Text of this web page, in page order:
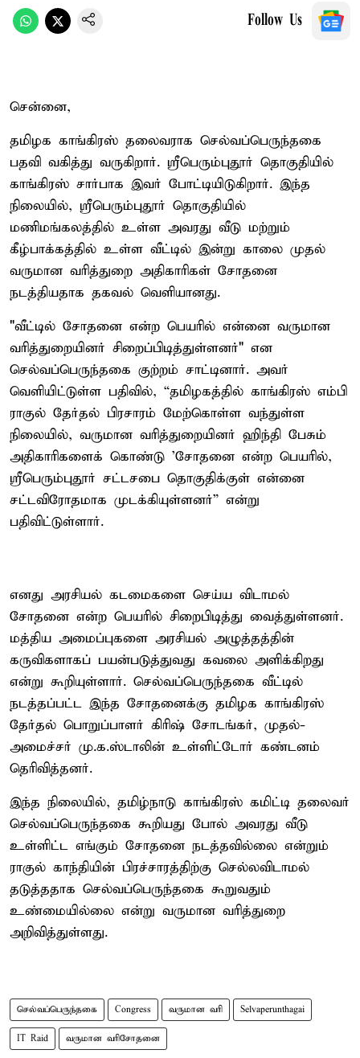
Follow Us
சென்னை,
தமிழக காங்கிரஸ் தலைவராக செல்வப்பெருந்தகை
பதவி வகித்து வருகிறார். ஸ்ரீபெரும்புதூர் தொகுதியில்
காங்கிரஸ் சார்பாக இவர் போட்டியிடுகிறார். இந்த
நிலையில், ஸ்ரீபெரும்புதூர் தொகுதியில்
மணிமங்கலத்தில் உள்ள அவரது வீடு மற்றும்
கீழ்பாக்கத்தில் உள்ள வீட்டில் இன்று காலை முதல்
வருமான வரித்துறை அதிகாரிகள் சோதனை
நடத்தியதாக தகவல் வெளியானது.
"வீட்டில் சோதனை என்ற பெயரில் என்னை வருமான
வரித்துறையினர் சிறைப்பிடித்துள்ளனர்" என
செல்வப்பெருந்தகை குற்றம் சாட்டினார். அவர்
வெளியிட்டுள்ள பதிவில், “தமிழகத்தில் காங்கிரஸ் எம்பி
ராகுல் தேர்தல் பிரசாரம் மேற்கொள்ள வந்துள்ள
நிலையில், வருமான வரித்துறையினர் ஹிந்தி பேசும்
அதிகாரிகளைக் கொண்டு 'சோதனை என்ற பெயரில்,
ஸ்ரீபெரும்புதூர் சட்டசபை தொகுதிக்குள் என்னை
சட்டவிரோதமாக முடக்கியுள்ளனர்” என்று
பதிவிட்டுள்ளார்.
எனது அரசியல் கடமைகளை செய்ய விடாமல்
சோதனை என்ற பெயரில் சிறைபிடித்து வைத்துள்ளனர்.
மத்திய அமைப்புகளை அரசியல் அழுத்தத்தின்
கருவிகளாகப் பயன்படுத்துவது கவலை அளிக்கிறது
என்று கூறியுள்ளார். செல்வப்பெருந்தகை வீட்டில்
நடத்தப்பட்ட இந்த சோதனைக்கு தமிழக காங்கிரஸ்
தேர்தல் பொறுப்பாளர் கிரிஷ் சோடங்கர், முதல்-
அமைச்சர் மு.க.ஸ்டாலின் உள்ளிட்டோர் கண்டனம்
தெரிவித்தனர்.
இந்த நிலையில், தமிழ்நாடு காங்கிரஸ் கமிட்டி தலைவர்
செல்வப்பெருந்தகை கூறியது போல் அவரது வீடு
உள்ளிட்ட எங்கும் சோதனை நடத்தவில்லை என்றும்
ராகுல் காந்தியின் பிரச்சாரத்திற்கு செல்லவிடாமல்
தடுத்ததாக செல்வப்பெருந்தகை கூறுவதும்
உண்மையில்லை என்று வருமான வரித்துறை
அறிவித்துள்ளது.
செல்வப்பெருந்தகை Congress வருமான வரி Selvaperunthagai
IT Raid வருமான வரிசோதனை